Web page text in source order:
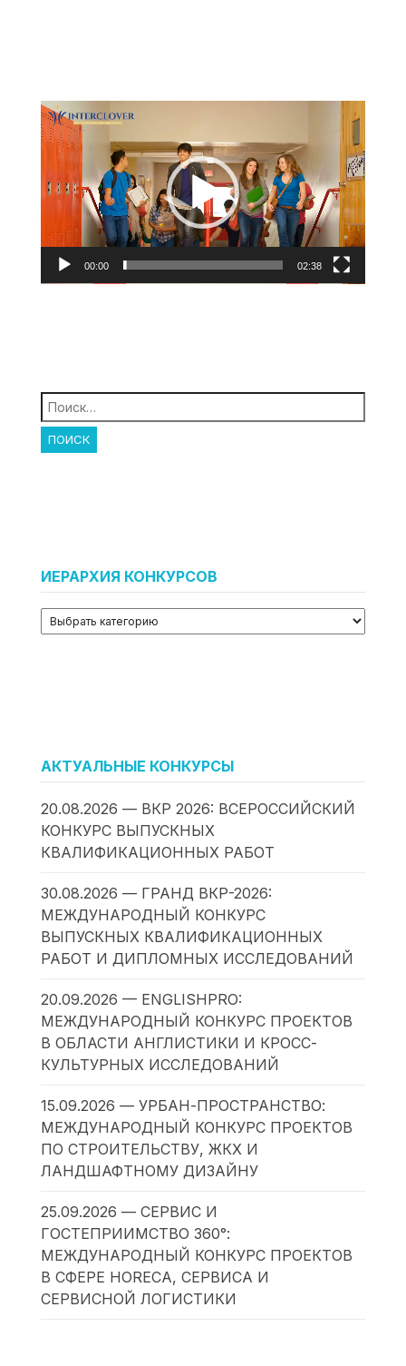
Видеоплеер
00:00 02:38
Найти:
ИЕРАРХИЯ КОНКУРСОВ
АКТУАЛЬНЫЕ КОНКУРСЫ
20.08.2026 — ВКР 2026: ВСЕРОССИЙСКИЙ
КОНКУРС ВЫПУСКНЫХ
КВАЛИФИКАЦИОННЫХ РАБОТ
30.08.2026 — ГРАНД ВКР-2026:
МЕЖДУНАРОДНЫЙ КОНКУРС
ВЫПУСКНЫХ КВАЛИФИКАЦИОННЫХ
РАБОТ И ДИПЛОМНЫХ ИССЛЕДОВАНИЙ
20.09.2026 — ENGLISHPRO:
МЕЖДУНАРОДНЫЙ КОНКУРС ПРОЕКТОВ
В ОБЛАСТИ АНГЛИСТИКИ И КРОСС-
КУЛЬТУРНЫХ ИССЛЕДОВАНИЙ
15.09.2026 — УРБАН-ПРОСТРАНСТВО:
МЕЖДУНАРОДНЫЙ КОНКУРС ПРОЕКТОВ
ПО СТРОИТЕЛЬСТВУ, ЖКХ И
ЛАНДШАФТНОМУ ДИЗАЙНУ
25.09.2026 — СЕРВИС И
ГОСТЕПРИИМСТВО 360°:
МЕЖДУНАРОДНЫЙ КОНКУРС ПРОЕКТОВ
В СФЕРЕ HORECA, СЕРВИСА И
СЕРВИСНОЙ ЛОГИСТИКИ